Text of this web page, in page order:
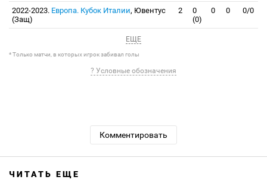
2022-2023. Европа. Кубок Италии, Ювентус
(Защ)
2
0
(0)
0 0 0/0
ЕЩЕ
* Только матчи, в которых игрок забивал голы
? Условные обозначения
Комментировать
ЧИТАТЬ ЕЩЕ